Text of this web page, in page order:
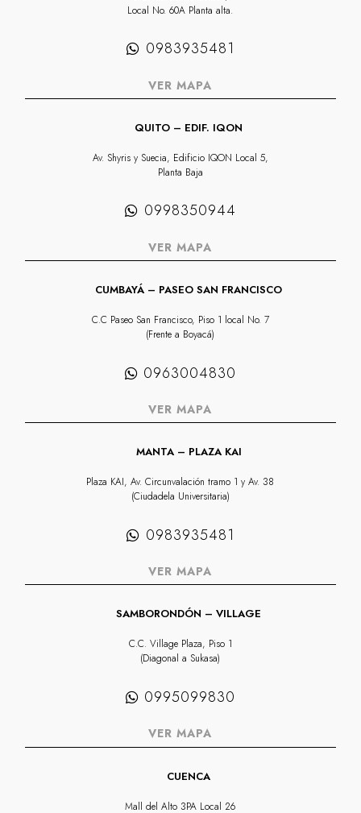
Local No. 60A Planta alta.
0983935481
VER MAPA
QUITO – EDIF. IQON
Av. Shyris y Suecia, Edificio IQON Local 5,
Planta Baja
0998350944
VER MAPA
CUMBAYÁ – PASEO SAN FRANCISCO
C.C Paseo San Francisco, Piso 1 local No. 7
(Frente a Boyacá)
0963004830
VER MAPA
MANTA – PLAZA KAI
Plaza KAI, Av. Circunvalación tramo 1 y Av. 38
(Ciudadela Universitaria)
0983935481
VER MAPA
SAMBORONDÓN – VILLAGE
C.C. Village Plaza, Piso 1
(Diagonal a Sukasa)
0995099830
VER MAPA
CUENCA
Mall del Alto 3PA Local 26